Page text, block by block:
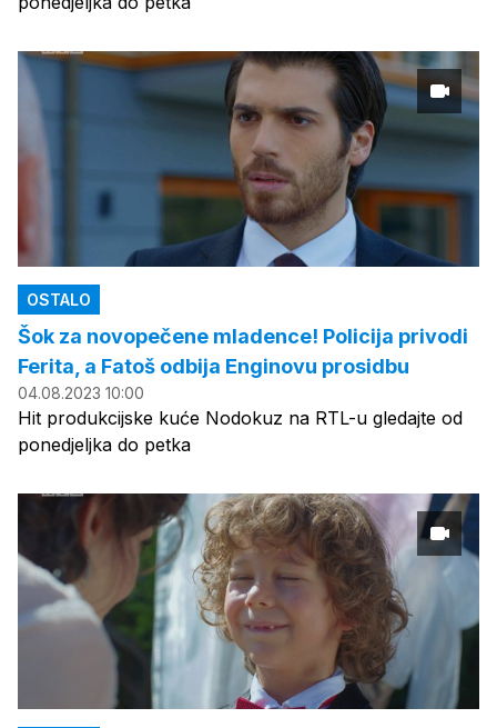
OSTALO
Šok za novopečene mladence! Policija privodi
Ferita, a Fatoš odbija Enginovu prosidbu
04.08.2023 10:00
Hit produkcijske kuće Nodokuz na RTL-u gledajte od
ponedjeljka do petka